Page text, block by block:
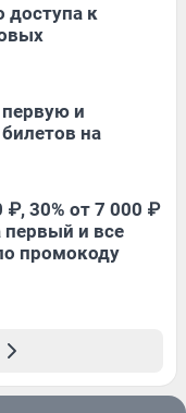
доступа к
и
на
₽, 30% от 7 000 ₽
первый и все
промокоду